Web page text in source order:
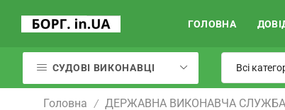
ГОЛОВНА
СУДОВІ ВИКОНАВЦІ
Головна / ДЕРЖАВНА ВИКОНАВЧА СЛУЖБА